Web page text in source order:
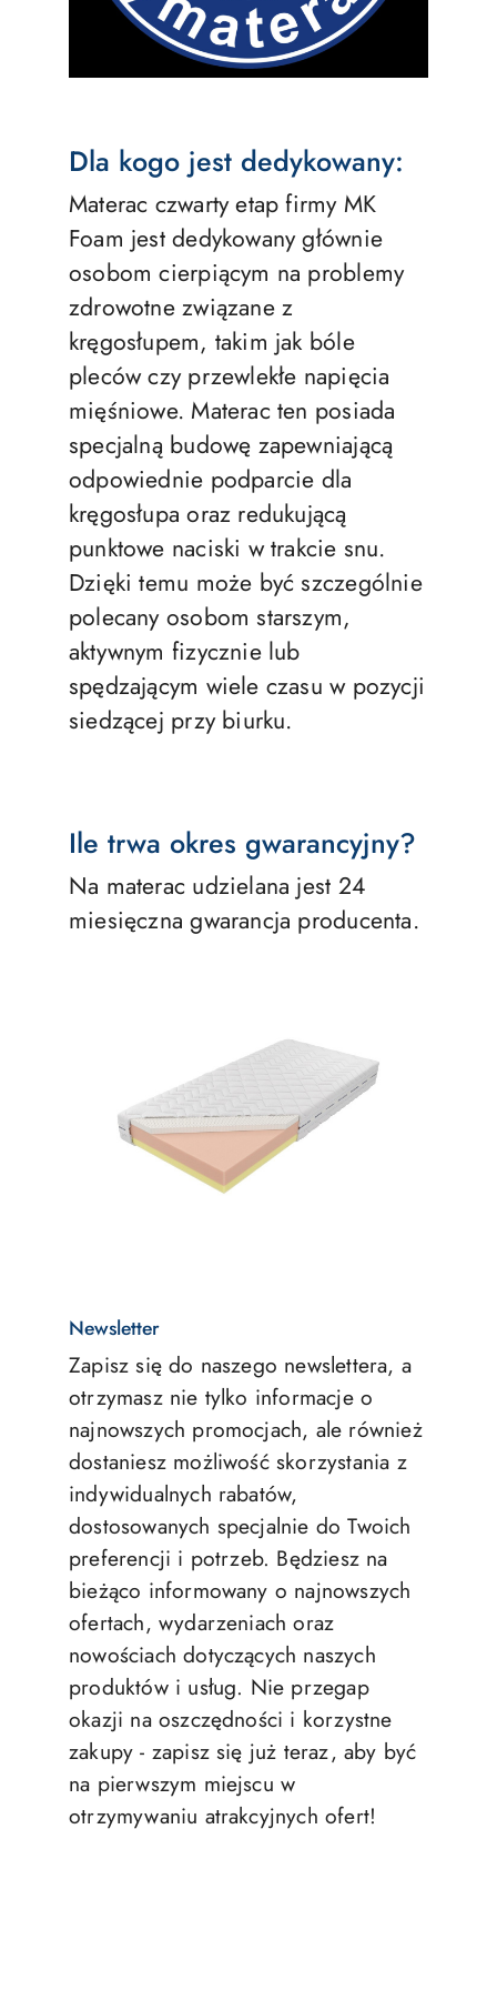
Dla kogo jest dedykowany:
Materac czwarty etap firmy MK
Foam jest dedykowany głównie
osobom cierpiącym na problemy
zdrowotne związane z
kręgosłupem, takim jak bóle
pleców czy przewlekłe napięcia
mięśniowe. Materac ten posiada
specjalną budowę zapewniającą
odpowiednie podparcie dla
kręgosłupa oraz redukującą
punktowe naciski w trakcie snu.
Dzięki temu może być szczególnie
polecany osobom starszym,
aktywnym fizycznie lub
spędzającym wiele czasu w pozycji
siedzącej przy biurku.
Ile trwa okres gwarancyjny?
Na materac udzielana jest 24
miesięczna gwarancja producenta.
Newsletter
Zapisz się do naszego newslettera, a
otrzymasz nie tylko informacje o
najnowszych promocjach, ale również
dostaniesz możliwość skorzystania z
indywidualnych rabatów,
dostosowanych specjalnie do Twoich
preferencji i potrzeb. Będziesz na
bieżąco informowany o najnowszych
ofertach, wydarzeniach oraz
nowościach dotyczących naszych
produktów i usług. Nie przegap
okazji na oszczędności i korzystne
zakupy - zapisz się już teraz, aby być
na pierwszym miejscu w
otrzymywaniu atrakcyjnych ofert!